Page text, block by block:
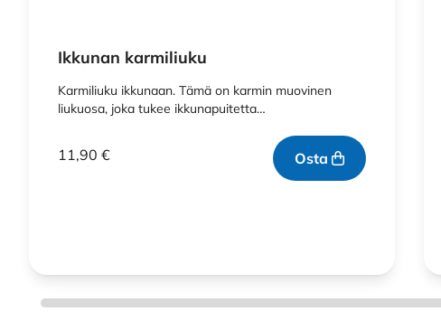
Ikkunan karmiliuku
Karmiliuku ikkunaan. Tämä on karmin muovinen
liukuosa, joka tukee ikkunapuitetta…
11,90 € Osta